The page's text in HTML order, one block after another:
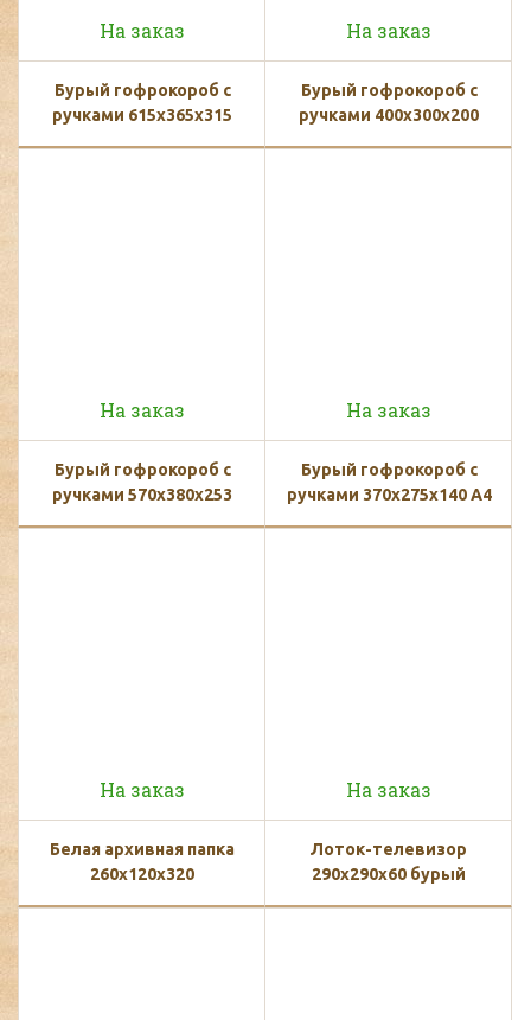
На заказ
Бурый гофрокороб с
ручками 615х365х315
На заказ
Бурый гофрокороб с
ручками 400х300х200
На заказ
Бурый гофрокороб с
ручками 570х380х253
На заказ
Бурый гофрокороб с
ручками 370х275х140 А4
На заказ
Белая архивная папка
260x120x320
На заказ
Лоток-телевизор
290х290х60 бурый